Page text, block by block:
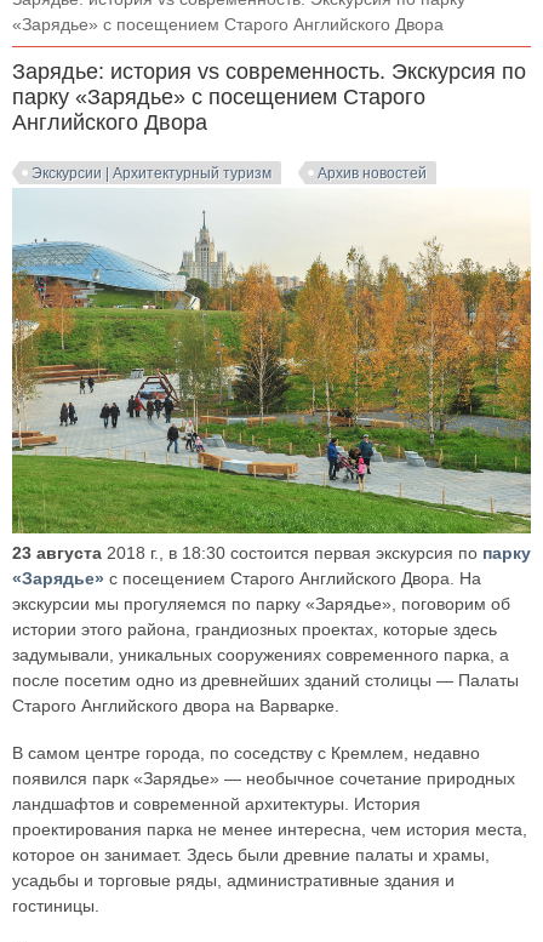
«Зарядье» с посещением Старого Английского Двора
Зарядье: история vs современность. Экскурсия по
парку «Зарядье» с посещением Старого
Английского Двора
Экскурсии | Архитектурный туризм Архив новостей
23 августа 2018 г., в 18:30 состоится первая экскурсия по парку
«Зарядье» с посещением Старого Английского Двора. На
экскурсии мы прогуляемся по парку «Зарядье», поговорим об
истории этого района, грандиозных проектах, которые здесь
задумывали, уникальных сооружениях современного парка, а
после посетим одно из древнейших зданий столицы — Палаты
Старого Английского двора на Варварке.
В самом центре города, по соседству с Кремлем, недавно
появился парк «Зарядье» — необычное сочетание природных
ландшафтов и современной архитектуры. История
проектирования парка не менее интересна, чем история места,
которое он занимает. Здесь были древние палаты и храмы,
усадьбы и торговые ряды, административные здания и
гостиницы.